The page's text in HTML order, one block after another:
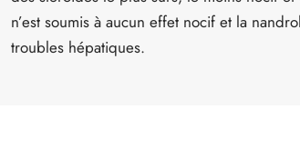
n’est soumis à aucun effet nocif et la
troubles hépatiques.